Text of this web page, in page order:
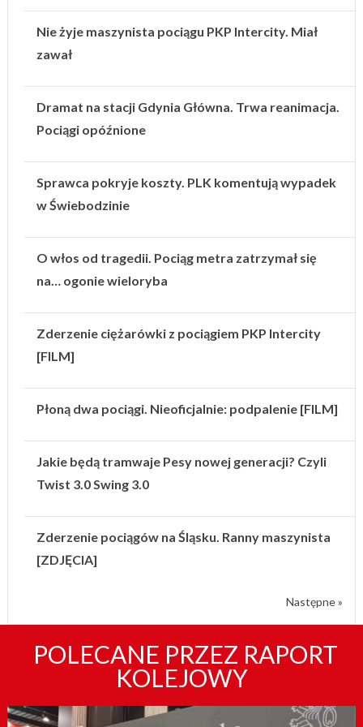
Nie żyje maszynista pociągu PKP Intercity. Miał
zawał
Dramat na stacji Gdynia Główna. Trwa reanimacja.
Pociągi opóźnione
Sprawca pokryje koszty. PLK komentują wypadek
w Świebodzinie
O włos od tragedii. Pociąg metra zatrzymał się
na… ogonie wieloryba
Zderzenie ciężarówki z pociągiem PKP Intercity
[FILM]
Płoną dwa pociągi. Nieoficjalnie: podpalenie [FILM]
Jakie będą tramwaje Pesy nowej generacji? Czyli
Twist 3.0 Swing 3.0
Zderzenie pociągów na Śląsku. Ranny maszynista
[ZDJĘCIA]
Następne »
POLECANE PRZEZ RAPORT
KOLEJOWY